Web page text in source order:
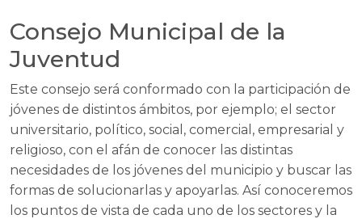
Consejo Municipal de la
Juventud
Este consejo será conformado con la participación de
jóvenes de distintos ámbitos, por ejemplo; el sector
universitario, político, social, comercial, empresarial y
religioso, con el afán de conocer las distintas
necesidades de los jóvenes del municipio y buscar las
formas de solucionarlas y apoyarlas. Así conoceremos
los puntos de vista de cada uno de los sectores y la